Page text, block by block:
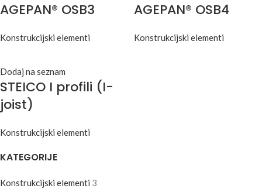
KATEGORIJE
Konstrukcijski elementi 3
AGEPAN® OSB3
Konstrukcijski elementi
AGEPAN® OSB4
Konstrukcijski elementi
Dodaj na seznam
STEICO I profili (I-
joist)
Konstrukcijski elementi